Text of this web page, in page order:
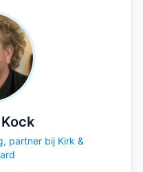
partner bij Kirk &